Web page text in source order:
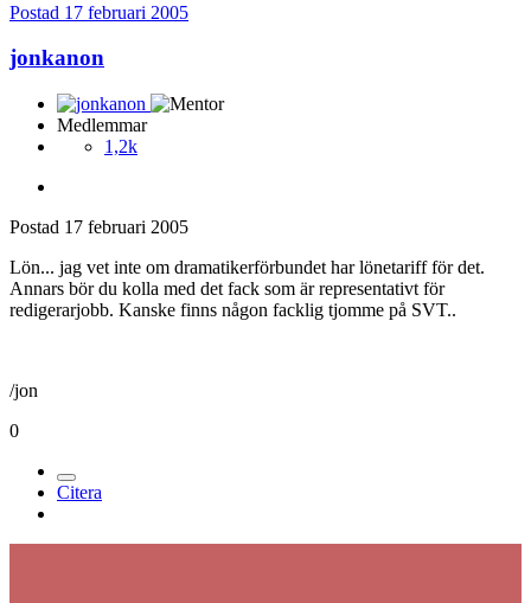
Postad 17 februari 2005
jonkanon
Medlemmar
1,2k
Postad 17 februari 2005
Lön... jag vet inte om dramatikerförbundet har lönetariff för det.
Annars bör du kolla med det fack som är representativt för
redigerarjobb. Kanske finns någon facklig tjomme på SVT..
/jon
0
Citera